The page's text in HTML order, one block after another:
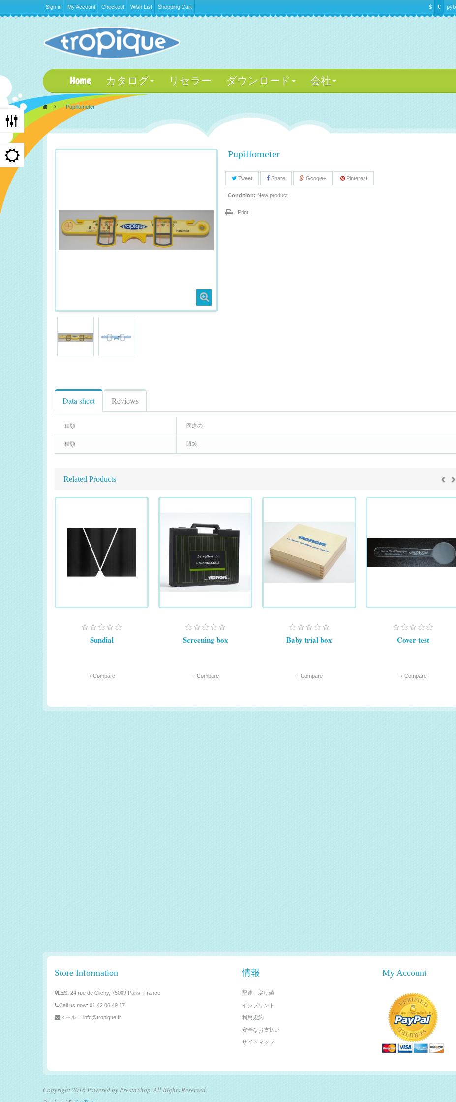
$ € руб
Sign in My Account Checkout Wish List Shopping Cart
Home カタログ リセラー ダウンロード 会社
> Pupillometer
Pupillometer
Tweet Share Google+ Pinterest
Condition: New product
Print
Data sheet Reviews
種類 医療の
種類 眼鏡
Related Products ‹ ›
Sundial
+ Compare
Screening box
+ Compare
Baby trial box
+ Compare
Cover test
+ Compare
Store Information
LES, 24 rue de Clichy, 75009 Paris, France
Call us now: 01 42 06 49 17
メール： info@tropique.fr
情報
配達 - 戻り値
インプリント
利用規約
安全なお支払い
サイトマップ
My Account
Copyright 2016 Powered by PrestaShop. All Rights Reserved.